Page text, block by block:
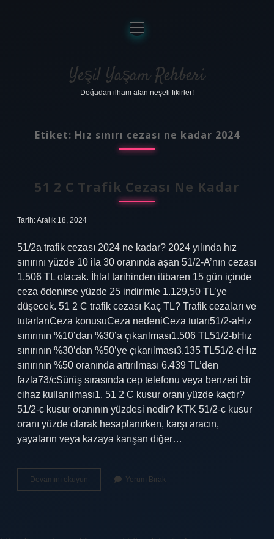
Anasayfa
Gizlilik Politikası
Yasal Uyarı
menüyü
aç
Yeşil Yaşam Rehberi
Doğadan ilham alan neşeli fikirler!
Etiket: Hız sınırı cezası ne kadar 2024
51 2 C Trafik Cezası Ne Kadar
Tarih: Aralık 18, 2024
51/2a trafik cezası 2024 ne kadar? 2024 yılında hız
sınırını yüzde 10 ila 30 oranında aşan 51/2-A’nın cezası
1.506 TL olacak. İhlal tarihinden itibaren 15 gün içinde
ceza ödenirse yüzde 25 indirimle 1.129,50 TL’ye
düşecek. 51 2 C trafik cezası Kaç TL? Trafik cezaları ve
tutarlarıCeza konusuCeza nedeniCeza tutarı51/2-aHız
sınırının %10’dan %30’a çıkarılması1.506 TL51/2-bHız
sınırının %30’dan %50’ye çıkarılması3.135 TL51/2-cHız
sınırının %50 oranında artırılması 6.439 TL’den
fazla73/cSürüş sırasında cep telefonu veya benzeri bir
cihaz kullanılması1. 51 2 C kusur oranı yüzde kaçtır?
51/2-c kusur oranının yüzdesi nedir? KTK 51/2-c kusur
oranı yüzde olarak hesaplanırken, karşı aracın,
yayaların veya kazaya karışan diğer…
Devamını okuyun
2
Yorum Bırak